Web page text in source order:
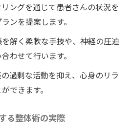
ングを通じて患者さんの状況を
ンを提案します。
解く柔軟な手技や、神経の圧迫
わせて行います。
過剰な活動を抑え、心身のリラ
できます。
る整体術の実際